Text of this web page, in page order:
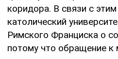
коридора. В связи с
католический
Римского Франциска о
потому что обращение